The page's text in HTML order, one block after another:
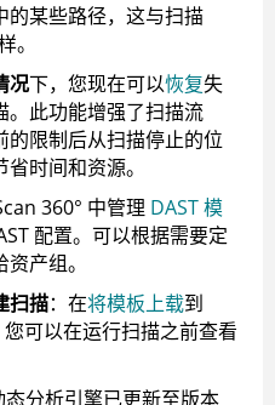
的某些路径，这与扫描
。
况下，您现在可以恢复失
。此功能增强了扫描流
的限制后从扫描停止的位
时间和资源。
360° 中管理 DAST 模
配置。可以根据需要定
产组。
扫描：在将模板上载到
您可以在运行扫描之前查看
态分析引擎已更新至版本